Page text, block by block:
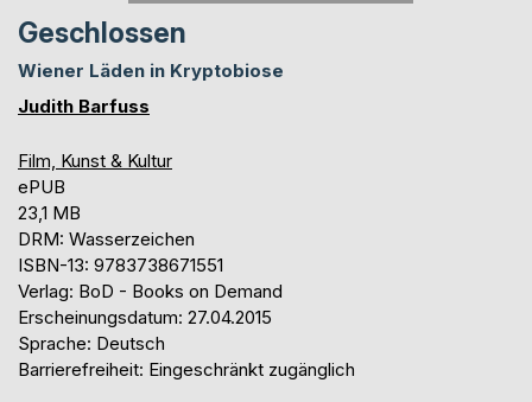
Geschlossen
Wiener Läden in Kryptobiose
Judith Barfuss
Film, Kunst & Kultur
ePUB
23,1 MB
DRM: Wasserzeichen
ISBN-13: 9783738671551
Verlag: BoD - Books on Demand
Erscheinungsdatum: 27.04.2015
Sprache: Deutsch
Barrierefreiheit: Eingeschränkt zugänglich